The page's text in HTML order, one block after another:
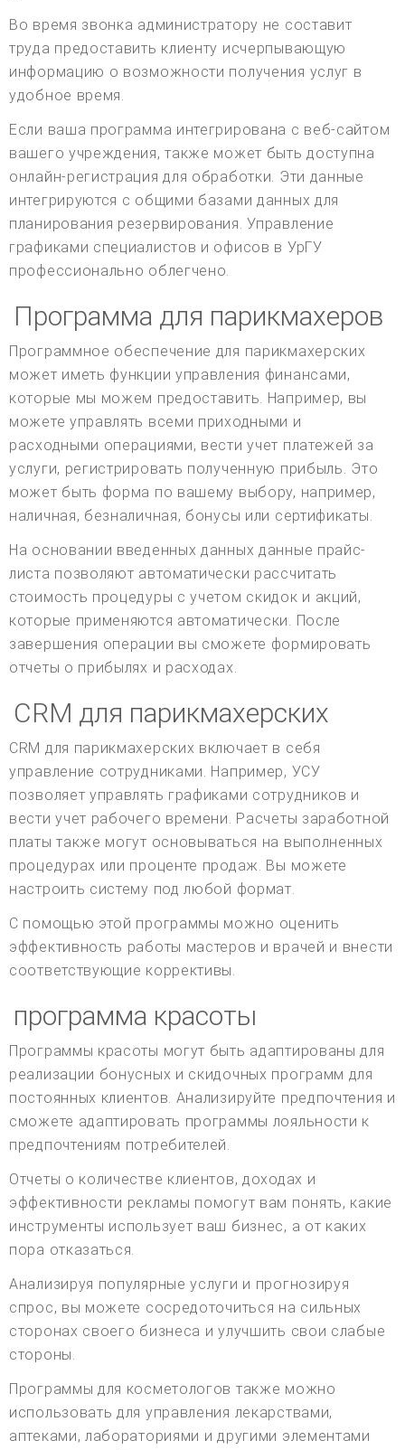
Во время звонка администратору не составит
труда предоставить клиенту исчерпывающую
информацию о возможности получения услуг в
удобное время.
Если ваша программа интегрирована с веб-сайтом
вашего учреждения, также может быть доступна
онлайн-регистрация для обработки. Эти данные
интегрируются с общими базами данных для
планирования резервирования. Управление
графиками специалистов и офисов в УрГУ
профессионально облегчено.
Программа для парикмахеров
Программное обеспечение для парикмахерских
может иметь функции управления финансами,
которые мы можем предоставить. Например, вы
можете управлять всеми приходными и
расходными операциями, вести учет платежей за
услуги, регистрировать полученную прибыль. Это
может быть форма по вашему выбору, например,
наличная, безналичная, бонусы или сертификаты.
На основании введенных данных данные прайс-
листа позволяют автоматически рассчитать
стоимость процедуры с учетом скидок и акций,
которые применяются автоматически. После
завершения операции вы сможете формировать
отчеты о прибылях и расходах.
CRM для парикмахерских
CRM для парикмахерских включает в себя
управление сотрудниками. Например, УСУ
позволяет управлять графиками сотрудников и
вести учет рабочего времени. Расчеты заработной
платы также могут основываться на выполненных
процедурах или проценте продаж. Вы можете
настроить систему под любой формат.
С помощью этой программы можно оценить
эффективность работы мастеров и врачей и внести
соответствующие коррективы.
программа красоты
Программы красоты могут быть адаптированы для
реализации бонусных и скидочных программ для
постоянных клиентов. Анализируйте предпочтения и
сможете адаптировать программы лояльности к
предпочтениям потребителей.
Отчеты о количестве клиентов, доходах и
эффективности рекламы помогут вам понять, какие
инструменты использует ваш бизнес, а от каких
пора отказаться.
Анализируя популярные услуги и прогнозируя
спрос, вы можете сосредоточиться на сильных
сторонах своего бизнеса и улучшить свои слабые
стороны.
Программы для косметологов также можно
использовать для управления лекарствами,
аптеками, лабораториями и другими элементами